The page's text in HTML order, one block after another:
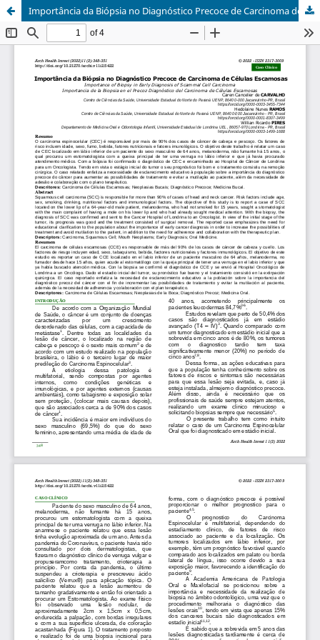
Importância da Biópsia no Diagnóstico Precoce de Carcinoma de Células Escamosas